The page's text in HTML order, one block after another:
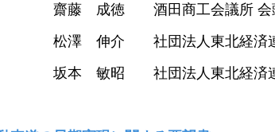
酒田商工会議所 会
団法人東北経済連合
団法人東北経済連合